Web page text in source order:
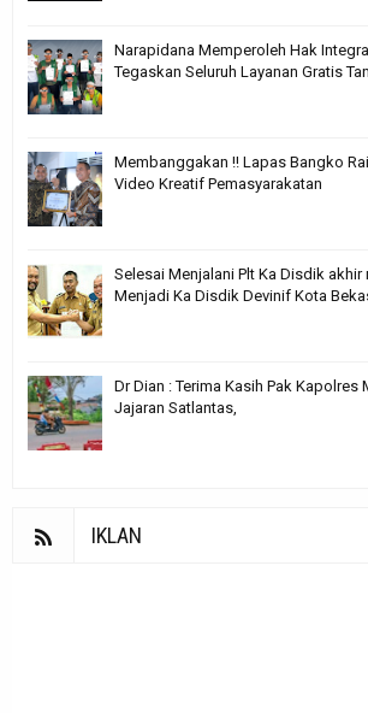
Narapidana Memperoleh Hak
Tegaskan Seluruh Layanan Gratis
Membanggakan !! Lapas Bangko
Video Kreatif Pemasyarakatan
Selesai Menjalani Plt Ka Disdik akhir
Menjadi Ka Disdik Devinif Kota
Dr Dian : Terima Kasih Pak Kapolres
Jajaran Satlantas,
IKLAN